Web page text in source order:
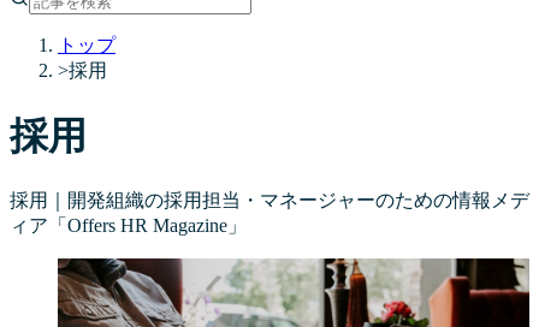
トップ
>採用
採用
採用｜開発組織の採用担当・マネージャーのための情報メデ
ィア「Offers HR Magazine」